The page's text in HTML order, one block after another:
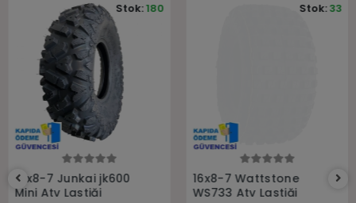
16x8-7 Junkai jk600
Mini Atv Lastiği
Stok:180
16x8-7 Wattstone
WS733 Atv Lastiği
Stok:33